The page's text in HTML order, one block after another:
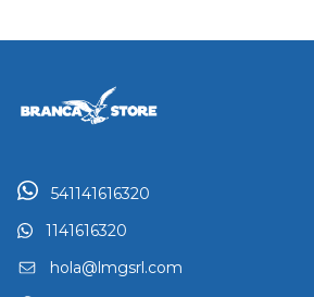
541141616320
1141616320
hola@lmgsrl.com